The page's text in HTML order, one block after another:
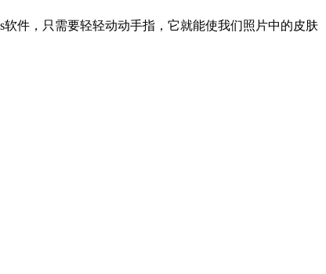
件，只需要轻轻动动手指，它就能使我们照片中的皮肤